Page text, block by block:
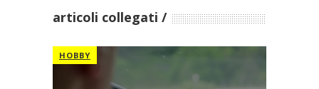
articoli collegati
HOBBY